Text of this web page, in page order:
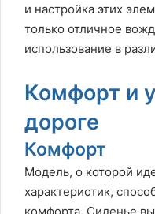
и настройка этих
только отличное
использование в
Комфорт и
дороге
Комфорт
Модель, о которой
характеристик,